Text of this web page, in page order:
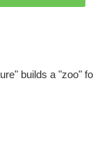
builds a "zoo"